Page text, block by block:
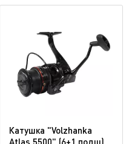
Катушка "Volzhanka
Atlas 5500" (6+1 подш)